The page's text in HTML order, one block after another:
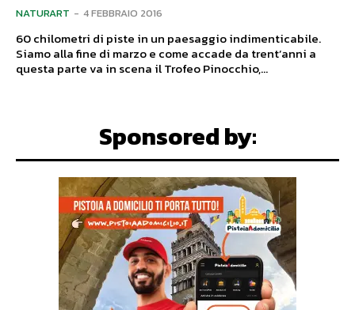
NATURART - 4 FEBBRAIO 2016
60 chilometri di piste in un paesaggio indimenticabile.
Siamo alla fine di marzo e come accade da trent’anni a
questa parte va in scena il Trofeo Pinocchio,...
Sponsored by: